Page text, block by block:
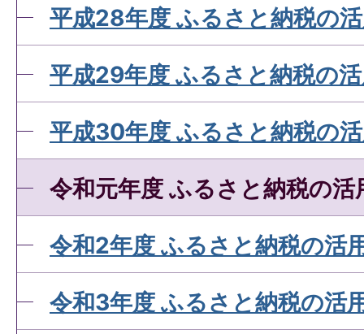
平成28年度 ふるさと納税の
平成29年度 ふるさと納税の
平成30年度 ふるさと納税の
令和元年度 ふるさと納税の活
令和2年度 ふるさと納税の活
令和3年度 ふるさと納税の活